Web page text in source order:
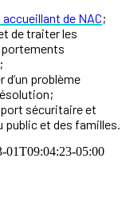
de NAC;
de traiter les
d’un problème
sécuritaire et
public et des familles.
01T09:04:23-05:00